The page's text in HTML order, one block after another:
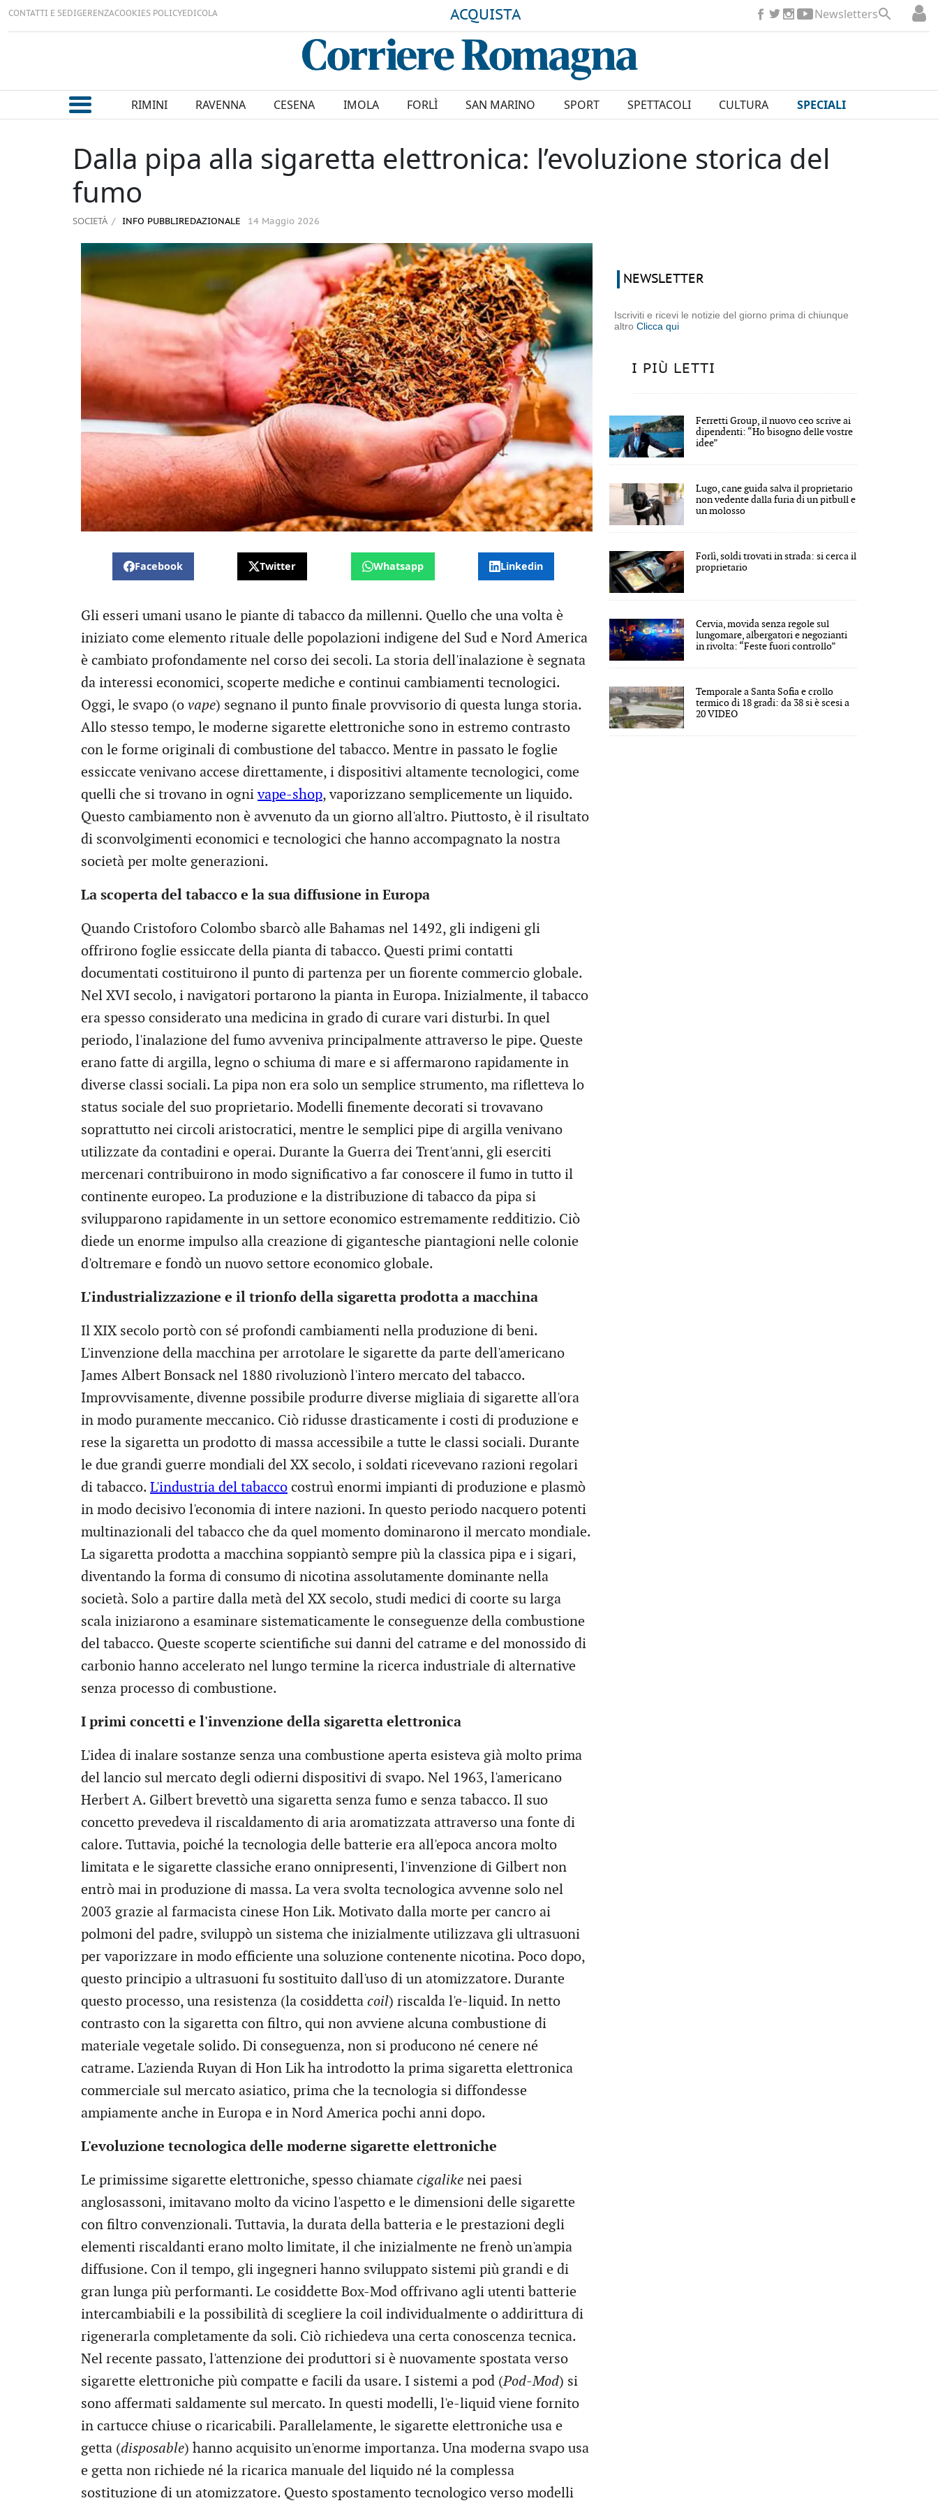
CONTATTI E SEDIGERENZACOOKIES POLICYEDICOLA ACQUISTA Newsletters
RIMINI RAVENNA CESENA IMOLA FORLÌ SAN MARINO SPORT SPETTACOLI CULTURA SPECIALI
Dalla pipa alla sigaretta elettronica: l’evoluzione storica del
fumo
SOCIETÀ INFO PUBBLIREDAZIONALE 14 Maggio 2026
Facebook Twitter Whatsapp Linkedin
Gli esseri umani usano le piante di tabacco da millenni. Quello che una volta è
iniziato come elemento rituale delle popolazioni indigene del Sud e Nord America
è cambiato profondamente nel corso dei secoli. La storia dell'inalazione è segnata
da interessi economici, scoperte mediche e continui cambiamenti tecnologici.
Oggi, le svapo (o vape) segnano il punto finale provvisorio di questa lunga storia.
Allo stesso tempo, le moderne sigarette elettroniche sono in estremo contrasto
con le forme originali di combustione del tabacco. Mentre in passato le foglie
essiccate venivano accese direttamente, i dispositivi altamente tecnologici, come
quelli che si trovano in ognivape-shop, vaporizzano semplicemente un liquido.
Questo cambiamento non è avvenuto da un giorno all'altro. Piuttosto, è il risultato
di sconvolgimenti economici e tecnologici che hanno accompagnato la nostra
società per molte generazioni.
La scoperta del tabacco e la sua diffusione in Europa
Quando Cristoforo Colombo sbarcò alle Bahamas nel 1492, gli indigeni gli
offrirono foglie essiccate della pianta di tabacco. Questi primi contatti
documentati costituirono il punto di partenza per un fiorente commercio globale.
Nel XVI secolo, i navigatori portarono la pianta in Europa. Inizialmente, il tabacco
era spesso considerato una medicina in grado di curare vari disturbi. In quel
periodo, l'inalazione del fumo avveniva principalmente attraverso le pipe. Queste
erano fatte di argilla, legno o schiuma di mare e si affermarono rapidamente in
diverse classi sociali. La pipa non era solo un semplice strumento, ma rifletteva lo
status sociale del suo proprietario. Modelli finemente decorati si trovavano
soprattutto nei circoli aristocratici, mentre le semplici pipe di argilla venivano
utilizzate da contadini e operai. Durante la Guerra dei Trent'anni, gli eserciti
mercenari contribuirono in modo significativo a far conoscere il fumo in tutto il
continente europeo. La produzione e la distribuzione di tabacco da pipa si
svilupparono rapidamente in un settore economico estremamente redditizio. Ciò
diede un enorme impulso alla creazione di gigantesche piantagioni nelle colonie
d'oltremare e fondò un nuovo settore economico globale.
L'industrializzazione e il trionfo della sigaretta prodotta a macchina
Il XIX secolo portò con sé profondi cambiamenti nella produzione di beni.
L'invenzione della macchina per arrotolare le sigarette da parte dell'americano
James Albert Bonsack nel 1880 rivoluzionò l'intero mercato del tabacco.
Improvvisamente, divenne possibile produrre diverse migliaia di sigarette all'ora
in modo puramente meccanico. Ciò ridusse drasticamente i costi di produzione e
rese la sigaretta un prodotto di massa accessibile a tutte le classi sociali. Durante
le due grandi guerre mondiali del XX secolo, i soldati ricevevano razioni regolari
di tabacco. L'industria del tabacco costruì enormi impianti di produzione e plasmò
in modo decisivo l'economia di intere nazioni. In questo periodo nacquero potenti
multinazionali del tabacco che da quel momento dominarono il mercato mondiale.
La sigaretta prodotta a macchina soppiantò sempre più la classica pipa e i sigari,
diventando la forma di consumo di nicotina assolutamente dominante nella
società. Solo a partire dalla metà del XX secolo, studi medici di coorte su larga
scala iniziarono a esaminare sistematicamente le conseguenze della combustione
del tabacco. Queste scoperte scientifiche sui danni del catrame e del monossido di
carbonio hanno accelerato nel lungo termine la ricerca industriale di alternative
senza processo di combustione.
I primi concetti e l'invenzione della sigaretta elettronica
L'idea di inalare sostanze senza una combustione aperta esisteva già molto prima
del lancio sul mercato degli odierni dispositivi di svapo. Nel 1963, l'americano
Herbert A. Gilbert brevettò una sigaretta senza fumo e senza tabacco. Il suo
concetto prevedeva il riscaldamento di aria aromatizzata attraverso una fonte di
calore. Tuttavia, poiché la tecnologia delle batterie era all'epoca ancora molto
limitata e le sigarette classiche erano onnipresenti, l'invenzione di Gilbert non
entrò mai in produzione di massa. La vera svolta tecnologica avvenne solo nel
2003 grazie al farmacista cinese Hon Lik. Motivato dalla morte per cancro ai
polmoni del padre, sviluppò un sistema che inizialmente utilizzava gli ultrasuoni
per vaporizzare in modo efficiente una soluzione contenente nicotina. Poco dopo,
questo principio a ultrasuoni fu sostituito dall'uso di un atomizzatore. Durante
questo processo, una resistenza (la cosiddetta coil) riscalda l'e-liquid. In netto
contrasto con la sigaretta con filtro, qui non avviene alcuna combustione di
materiale vegetale solido. Di conseguenza, non si producono né cenere né
catrame. L'azienda Ruyan di Hon Lik ha introdotto la prima sigaretta elettronica
commerciale sul mercato asiatico, prima che la tecnologia si diffondesse
ampiamente anche in Europa e in Nord America pochi anni dopo.
L'evoluzione tecnologica delle moderne sigarette elettroniche
Le primissime sigarette elettroniche, spesso chiamate cigalike nei paesi
anglosassoni, imitavano molto da vicino l'aspetto e le dimensioni delle sigarette
con filtro convenzionali. Tuttavia, la durata della batteria e le prestazioni degli
elementi riscaldanti erano molto limitate, il che inizialmente ne frenò un'ampia
diffusione. Con il tempo, gli ingegneri hanno sviluppato sistemi più grandi e di
gran lunga più performanti. Le cosiddette Box-Mod offrivano agli utenti batterie
intercambiabili e la possibilità di scegliere la coil individualmente o addirittura di
rigenerarla completamente da soli. Ciò richiedeva una certa conoscenza tecnica.
Nel recente passato, l'attenzione dei produttori si è nuovamente spostata verso
sigarette elettroniche più compatte e facili da usare. I sistemi a pod (Pod-Mod) si
sono affermati saldamente sul mercato. In questi modelli, l'e-liquid viene fornito
in cartucce chiuse o ricaricabili. Parallelamente, le sigarette elettroniche usa e
getta (disposable) hanno acquisito un'enorme importanza. Una moderna svapo usa
e getta non richiede né la ricarica manuale del liquido né la complessa
sostituzione di un atomizzatore. Questo spostamento tecnologico verso modelli
NEWSLETTER
Iscriviti e ricevi le notizie del giorno prima di chiunque
altroClicca qui
I PIÙ LETTI
Ferretti Group, il nuovo ceo scrive ai
dipendenti: “Ho bisogno delle vostre
idee”
Lugo, cane guida salva il proprietario
non vedente dalla furia di un pitbull e
un molosso
Forlì, soldi trovati in strada: si cerca il
proprietario
Cervia, movida senza regole sul
lungomare, albergatori e negozianti
in rivolta: “Feste fuori controllo”
Temporale a Santa Sofia e crollo
termico di 18 gradi: da 38 si è scesi a
20 VIDEO